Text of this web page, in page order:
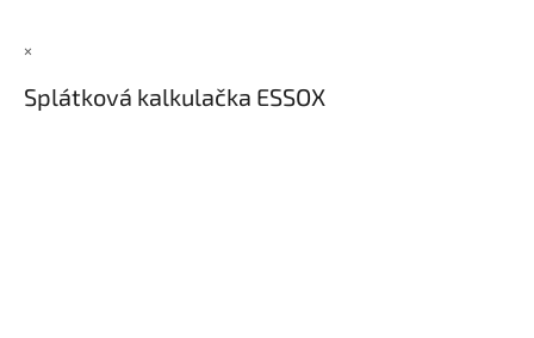
×
Splátková kalkulačka ESSOX